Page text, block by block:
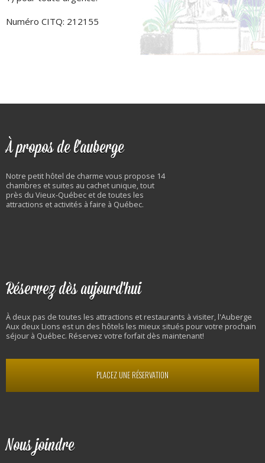
Numéro CITQ: 212155
À propos de l'auberge
Notre petit hôtel de charme vous propose 14
chambres et suites au cachet unique, tout
près du Vieux-Québec et de toutes les
attractions et activités à faire à Québec.
Réservez dès aujourd'hui
À deux pas de toutes les attractions et restaurants à visiter, l'Auberge
Aux deux Lions est un des hôtels les mieux situés pour votre prochain
séjour à Québec. Réservez votre forfait dès maintenant!
PLACEZ UNE RÉSERVATION
Nous joindre